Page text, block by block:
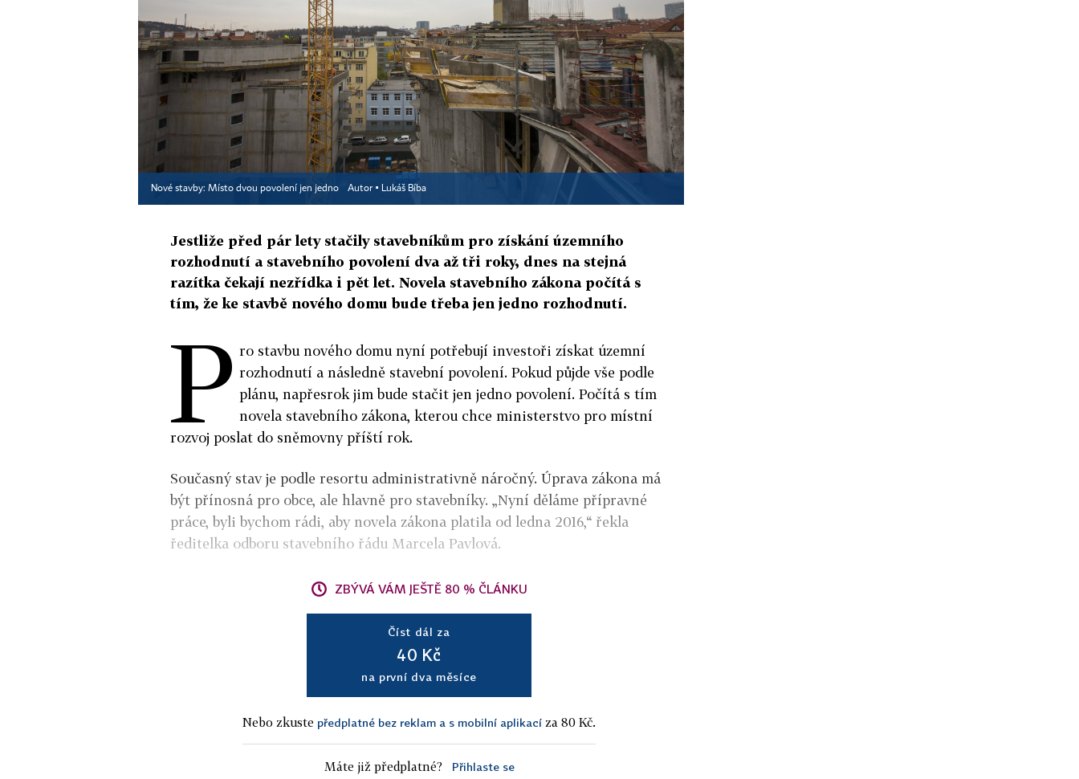
Nové stavby: Místo dvou povolení jen jedno Autor ▪ Lukáš Bíba
Jestliže před pár lety stačily stavebníkům pro získání územního
rozhodnutí a stavebního povolení dva až tři roky, dnes na stejná
razítka čekají nezřídka i pět let. Novela stavebního zákona počítá s
tím, že ke stavbě nového domu bude třeba jen jedno rozhodnutí.
P ro stavbu nového domu nyní potřebují investoři získat územní
rozhodnutí a následně stavební povolení. Pokud půjde vše podle
plánu, napřesrok jim bude stačit jen jedno povolení. Počítá s tím
novela stavebního zákona, kterou chce ministerstvo pro místní
rozvoj poslat do sněmovny příští rok.
Současný stav je podle resortu administrativně náročný. Úprava zákona má
být přínosná pro obce, ale hlavně pro stavebníky. „Nyní děláme přípravné
práce, byli bychom rádi, aby novela zákona platila od ledna 2016,“ řekla
ředitelka odboru stavebního řádu Marcela Pavlová.
ZBÝVÁ VÁM JEŠTĚ 80 % ČLÁNKU
Číst dál za
40 Kč
na první dva měsíce
Nebo zkuste předplatné bez reklam a s mobilní aplikací za 80 Kč.
Máte již předplatné? Přihlaste se